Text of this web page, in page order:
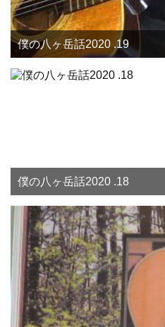
僕の八ヶ岳話2020 .19
僕の八ヶ岳話2020 .18